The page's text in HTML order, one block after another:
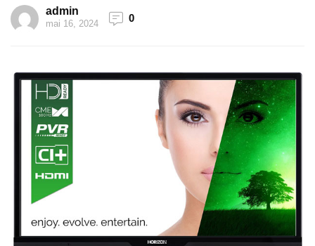
admin
mai 16, 2024 0